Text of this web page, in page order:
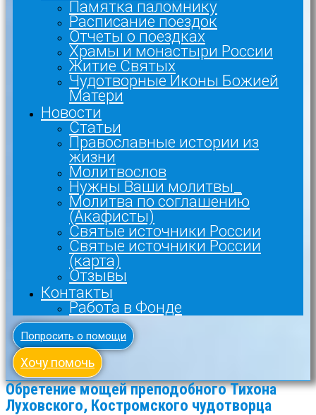
Памятка паломнику
Расписание поездок
Отчеты о поездках
Храмы и монастыри России
Житие Святых
Чудотворные Иконы Божией
Матери
Новости
Статьи
Православные истории из
жизни
Молитвослов
Нужны Ваши молитвы_
Молитва по соглашению
(Акафисты)
Святые источники России
Святые источники России
(карта)
Отзывы
Контакты
Работа в Фонде
Попросить о помощи
Хочу помочь
Обретение мощей преподобного Тихона
Луховского, Костромского чудотворца